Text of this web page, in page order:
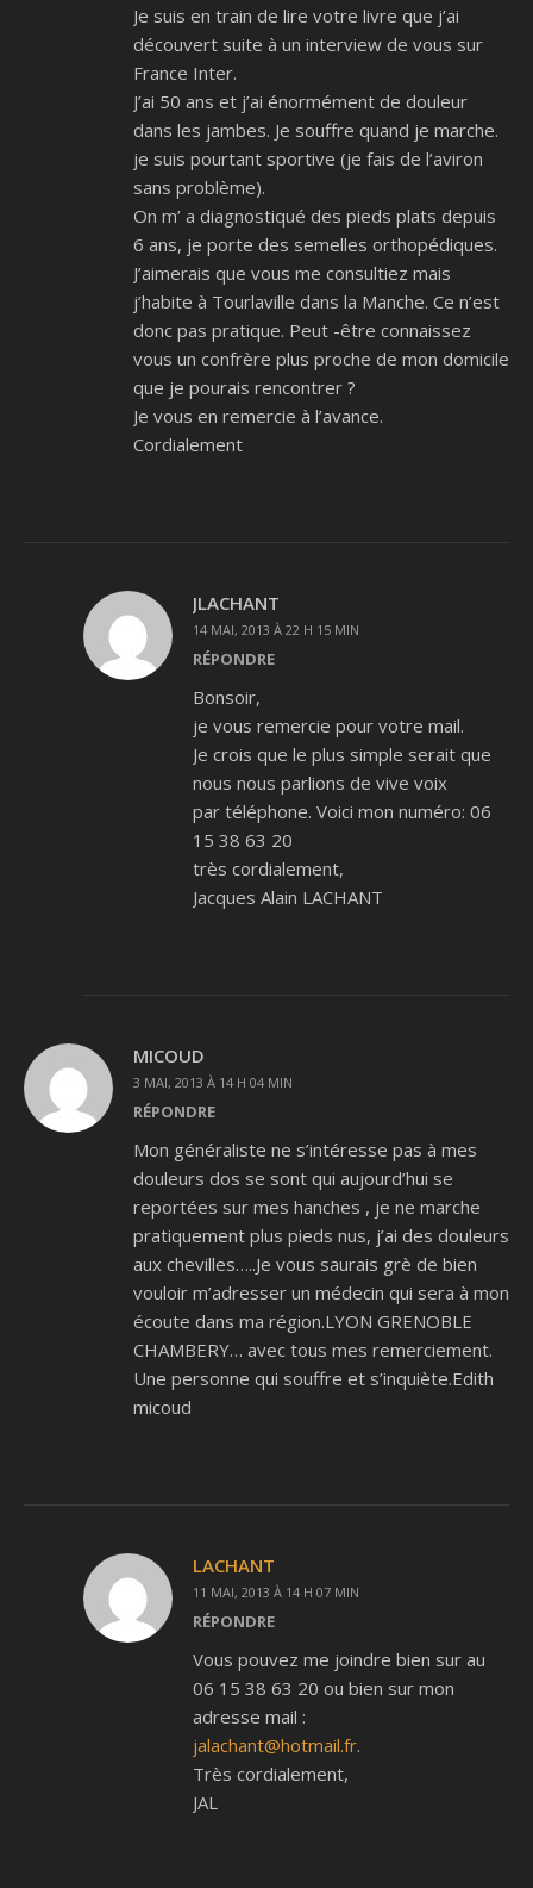
Je suis en train de lire votre livre que j’ai
découvert suite à un interview de vous sur
France Inter.
J’ai 50 ans et j’ai énormément de douleur
dans les jambes. Je souffre quand je marche.
je suis pourtant sportive (je fais de l’aviron
sans problème).
On m’ a diagnostiqué des pieds plats depuis
6 ans, je porte des semelles orthopédiques.
J’aimerais que vous me consultiez mais
j’habite à Tourlaville dans la Manche. Ce n’est
donc pas pratique. Peut -être connaissez
vous un confrère plus proche de mon domicile
que je pourais rencontrer ?
Je vous en remercie à l’avance.
Cordialement
JLACHANT
14 MAI, 2013 À 22 H 15 MIN
RÉPONDRE
Bonsoir,
je vous remercie pour votre mail.
Je crois que le plus simple serait que
nous nous parlions de vive voix
par téléphone. Voici mon numéro: 06
15 38 63 20
très cordialement,
Jacques Alain LACHANT
MICOUD
3 MAI, 2013 À 14 H 04 MIN
RÉPONDRE
Mon généraliste ne s’intéresse pas à mes
douleurs dos se sont qui aujourd’hui se
reportées sur mes hanches , je ne marche
pratiquement plus pieds nus, j’ai des douleurs
aux chevilles…..Je vous saurais grè de bien
vouloir m’adresser un médecin qui sera à mon
écoute dans ma région.LYON GRENOBLE
CHAMBERY… avec tous mes remerciement.
Une personne qui souffre et s’inquiète.Edith
micoud
LACHANT
11 MAI, 2013 À 14 H 07 MIN
RÉPONDRE
Vous pouvez me joindre bien sur au
06 15 38 63 20 ou bien sur mon
adresse mail :
jalachant@hotmail.fr.
Très cordialement,
JAL